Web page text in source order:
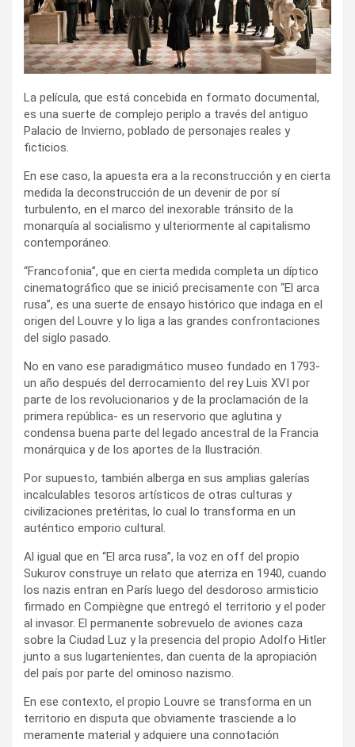
La película, que está concebida en formato documental,
es una suerte de complejo periplo a través del antiguo
Palacio de Invierno, poblado de personajes reales y
ficticios.
En ese caso, la apuesta era a la reconstrucción y en cierta
medida la deconstrucción de un devenir de por sí
turbulento, en el marco del inexorable tránsito de la
monarquía al socialismo y ulteriormente al capitalismo
contemporáneo.
“Francofonia”, que en cierta medida completa un díptico
cinematográfico que se inició precisamente con “El arca
rusa”, es una suerte de ensayo histórico que indaga en el
origen del Louvre y lo liga a las grandes confrontaciones
del siglo pasado.
No en vano ese paradigmático museo fundado en 1793-
un año después del derrocamiento del rey Luis XVI por
parte de los revolucionarios y de la proclamación de la
primera república- es un reservorio que aglutina y
condensa buena parte del legado ancestral de la Francia
monárquica y de los aportes de la Ilustración.
Por supuesto, también alberga en sus amplias galerías
incalculables tesoros artísticos de otras culturas y
civilizaciones pretéritas, lo cual lo transforma en un
auténtico emporio cultural.
Al igual que en “El arca rusa”, la voz en off del propio
Sukurov construye un relato que aterriza en 1940, cuando
los nazis entran en París luego del desdoroso armisticio
firmado en Compiègne que entregó el territorio y el poder
al invasor. El permanente sobrevuelo de aviones caza
sobre la Ciudad Luz y la presencia del propio Adolfo Hitler
junto a sus lugartenientes, dan cuenta de la apropiación
del país por parte del ominoso nazismo.
En ese contexto, el propio Louvre se transforma en un
territorio en disputa que obviamente trasciende a lo
meramente material y adquiere una connotación